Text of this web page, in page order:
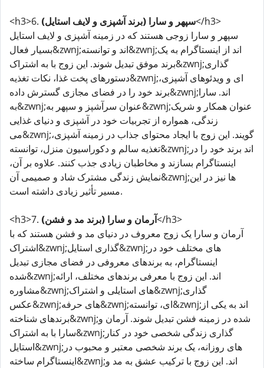
<h3>6. سپهر و سارا (برند آشپزی و لایف استایل)</h3>
سپهر و سارا زوجی هستند که در زمینه آشپزی و لایف استایل
بسیار فعال&zwnj;اند و توانسته&zwnj;اند از اینستاگرام به یک
برند موفق تبدیل شوند. این زوج با به اشتراک&zwnj;گذاری
دستورهای پخت غذا، نکات تغذیه&zwnj;ای و ویدئوهای آشپزی،
برند خود را در فضای مجازی گسترش داده&zwnj;اند. سارا
به&zwnj;عنوان سرآشپز و سپهر به&zwnj;عنوان همکار و شریک
زندگی، همواره از تجربیات خود در آشپزی و دنیای غذایی
می&zwnj;گویند. این زوج با ایجاد محتوای جذاب در زمینه آشپزی،
تغذیه سالم و دکوراسیون منزل، توانسته&zwnj;اند برند خود را در
اینستاگرام بسازند و مخاطبان زیادی جذب کنند. علاوه بر آن،
نمایش زندگی مشترک شاد و صمیمی آن&zwnj;ها نیز در این
مسیر تأثیر زیادی داشته است.
<h3>7. آرمان و سارا (برند مد و فشن)</h3>
آرمان و سارا یک زوج معروف در دنیای مد و فشن هستند که با
اشتراک&zwnj;گذاری استایل&zwnj;های مختلف خود در
اینستاگرام، به برندهای معروفی در فضای مجازی تبدیل
شده&zwnj;اند. این زوج با معرفی برندهای مختلف، ارائه
مشاوره&zwnj;های استایلی و اشتراک&zwnj;گذاری
عکس&zwnj;های حرفه&zwnj;ای، توانسته&zwnj;اند به یکی از
برندهای شناخته&zwnj;شده در زمینه فشن تبدیل شوند. آرمان و
سارا با به اشتراک&zwnj;گذاری زندگی شخصی خود در کنار
استایل&zwnj;های روزانه، یک برند شخصی معتبر و محبوب در
اینستاگرام ساخته&zwnj;اند. این زوج با ترکیب عشق به مد و